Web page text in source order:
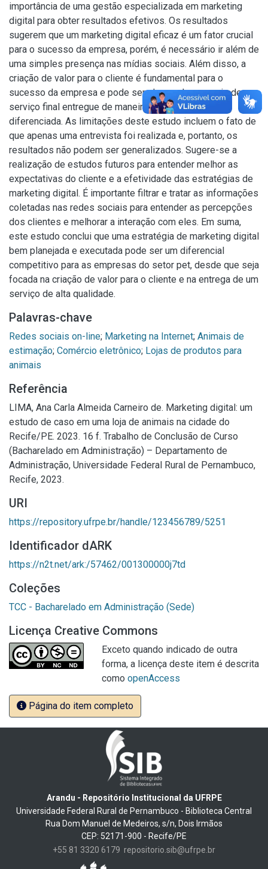
importância de uma gestão especializada em marketing
digital para obter resultados efetivos. Os resultados
sugerem que um marketing digital eficaz é um fator crucial
para o sucesso da empresa, porém, é necessário ir além de
uma simples presença nas mídias sociais. Além disso, a
criação de valor para o cliente é fundamental para o
sucesso da empresa e pode ser alcançada por meio de um
serviço final entregue de maneira consistente e
diferenciada. As limitações deste estudo incluem o fato de
que apenas uma entrevista foi realizada e, portanto, os
resultados não podem ser generalizados. Sugere-se a
realização de estudos futuros para entender melhor as
expectativas do cliente e a efetividade das estratégias de
marketing digital. É importante filtrar e tratar as informações
coletadas nas redes sociais para entender as percepções
dos clientes e melhorar a interação com eles. Em suma,
este estudo conclui que uma estratégia de marketing digital
bem planejada e executada pode ser um diferencial
competitivo para as empresas do setor pet, desde que seja
focada na criação de valor para o cliente e na entrega de um
serviço de alta qualidade.
Palavras-chave
Redes sociais on-line; Marketing na Internet; Animais de
estimação; Comércio eletrônico; Lojas de produtos para
animais
Referência
LIMA, Ana Carla Almeida Carneiro de. Marketing digital: um
estudo de caso em uma loja de animais na cidade do
Recife/PE. 2023. 16 f. Trabalho de Conclusão de Curso
(Bacharelado em Administração) – Departamento de
Administração, Universidade Federal Rural de Pernambuco,
Recife, 2023.
URI
https://repository.ufrpe.br/handle/123456789/5251
Identificador dARK
https://n2t.net/ark:/57462/001300000j7td
Coleções
TCC - Bacharelado em Administração (Sede)
Licença Creative Commons
Exceto quando indicado de outra
forma, a licença deste item é descrita
como openAccess
Página do item completo
Arandu - Repositório Institucional da UFRPE
Universidade Federal Rural de Pernambuco - Biblioteca Central
Rua Dom Manuel de Medeiros, s/n, Dois Irmãos
CEP: 52171-900 - Recife/PE
+55 81 3320 6179 repositorio.sib@ufrpe.br